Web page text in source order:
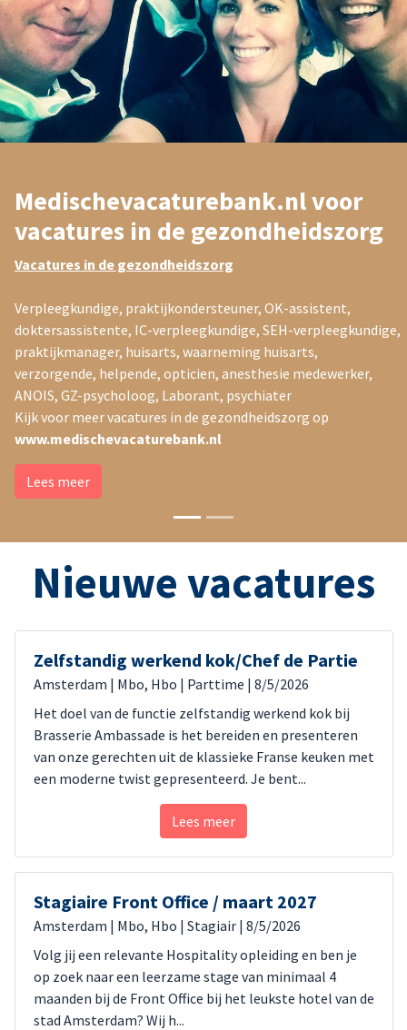
Medischevacaturebank.nl voor
vacatures in de gezondheidszorg
Vacatures in de gezondheidszorg
Verpleegkundige, praktijkondersteuner, OK-assistent,
doktersassistente, IC-verpleegkundige, SEH-verpleegkundige,
praktijkmanager, huisarts, waarneming huisarts,
verzorgende, helpende, opticien, anesthesie medewerker,
ANOIS, GZ-psycholoog, Laborant, psychiater
Kijk voor meer vacatures in de gezondheidszorg op
www.medischevacaturebank.nl
Lees meer
Technischvacaturebank.nl
Vacatures in de techniek
Lasser, loodgieter, monteur meet- en regeltechniek, project
engineer, hardware engineer, werkvoorbereider, koelmonteur,
operator, timmerman
meewerkend voorman, metselaar, stukadoor,
heftruckchauffeur, constructie bankwerker, bouwkundig
tekenaar, grondwerker
Kijk voor nog meer technische vacatures op
Lees meer
Nieuwe vacatures
Zelfstandig werkend kok/Chef de Partie
| Mbo, Hbo | Parttime
| 8/5/2026
Het doel van de functie zelfstandig werkend kok bij
Brasserie Ambassade is het bereiden en presenteren
van onze gerechten uit de klassieke Franse keuken met
een moderne twist gepresenteerd. Je bent...
Lees meer
Stagiaire Front Office / maart 2027
| Mbo, Hbo | Stagiair
| 8/5/2026
Volg jij een relevante Hospitality opleiding en ben je
op zoek naar een leerzame stage van minimaal 4
maanden bij de Front Office bij het leukste hotel van de